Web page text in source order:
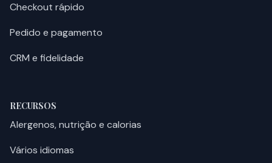
Checkout rápido
Pedido e pagamento
CRM e fidelidade
RECURSOS
Alergenos, nutrição e calorias
Vários idiomas